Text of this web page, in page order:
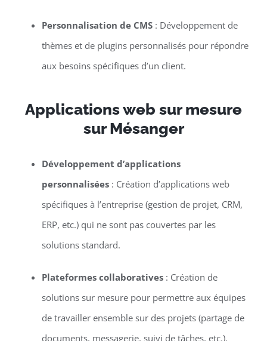
Personnalisation de CMS: Développement de
thèmes et de plugins personnalisés pour répondre
aux besoins spécifiques d’un client.
Applications web sur mesure
sur Mésanger
Développement d’applications
personnalisées: Création d’applications web
spécifiques à l’entreprise (gestion de projet, CRM,
ERP, etc.) qui ne sont pas couvertes par les
solutions standard.
Plateformes collaboratives: Création de
solutions sur mesure pour permettre aux équipes
de travailler ensemble sur des projets (partage de
documents, messagerie, suivi de tâches, etc.).